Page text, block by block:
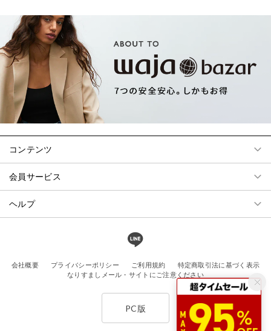
コンテンツ
会員サービス
ヘルプ
会社概要 プライバシーポリシー ご利用規約
特定商取引法に基づく表示
なりすましメール・サイトにご注意ください
PC版